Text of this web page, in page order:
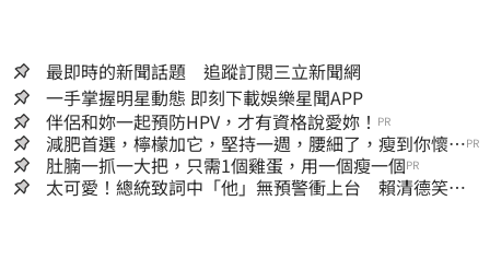
最即時的新聞話題 追蹤訂閱三立新聞網
一手掌握明星動態 即刻下載娛樂星聞APP
伴侶和妳一起預防HPV，才有資格說愛妳！ PR
減肥首選，檸檬加它，堅持一週，腰細了，瘦到你懷疑
人生
PR
肚腩一抓一大把，只需1個雞蛋，用一個瘦一個PR
太可愛！總統致詞中「他」無預警衝上台 賴清德笑